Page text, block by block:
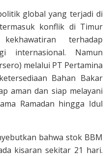
global yang terjadi di
konflik di Timur
terhadap
internasional. Namun
melalui PT Pertamina
Bahan Bakar
aman dan siap melayani
Ramadan hingga Idul
bahwa stok BBM
kisaran sekitar 21 hari.